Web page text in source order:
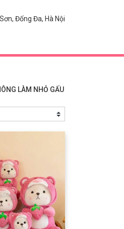
Đống Đa, Hà Nội
LÀM NHỎ GẤU